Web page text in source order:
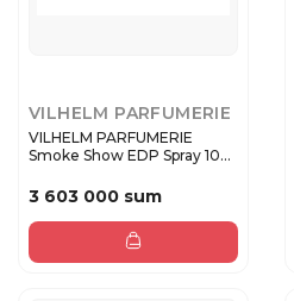
VILHELM PARFUMERIE
VILHELM PARFUMERIE
Smoke Show EDP Spray 100
3 603 000 sum